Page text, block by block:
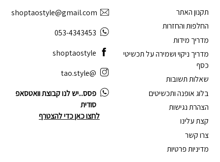
תקנון האתר
החלפות והחזרות
מדריך מידות
מדריך ניקוי ושמירה על תכשיטי
כסף
שאלות תשובות
בלוג אופנה ותכשיטים
הצהרת נגישות
קצת עלינו
צרו קשר
מדיניות פרטיות
shoptaostyle@gmail.com
053-4343453
shoptaostyle
@tao.style
פסס...יש לנו קבוצת וואטסאפ
סודית
לחצו כאן כדי להצטרף